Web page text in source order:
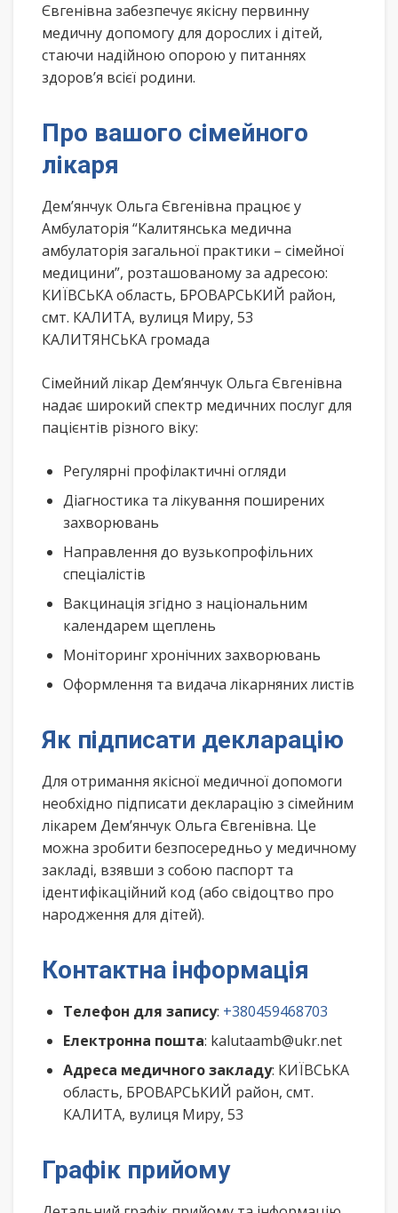
Євгенівна забезпечує якісну первинну
медичну допомогу для дорослих і дітей,
стаючи надійною опорою у питаннях
здоров’я всієї родини.
Про вашого сімейного
лікаря
Дем’янчук Ольга Євгенівна працює у
Амбулаторія “Калитянська медична
амбулаторія загальної практики – сімейної
медицини”, розташованому за адресою:
КИЇВСЬКА область, БРОВАРСЬКИЙ район,
смт. КАЛИТА, вулиця Миру, 53
КАЛИТЯНСЬКА громада
Сімейний лікар Дем’янчук Ольга Євгенівна
надає широкий спектр медичних послуг для
пацієнтів різного віку:
Регулярні профілактичні огляди
Діагностика та лікування поширених
захворювань
Направлення до вузькопрофільних
спеціалістів
Вакцинація згідно з національним
календарем щеплень
Моніторинг хронічних захворювань
Оформлення та видача лікарняних листів
Як підписати декларацію
Для отримання якісної медичної допомоги
необхідно підписати декларацію з сімейним
лікарем Дем’янчук Ольга Євгенівна. Це
можна зробити безпосередньо у медичному
закладі, взявши з собою паспорт та
ідентифікаційний код (або свідоцтво про
народження для дітей).
Контактна інформація
Телефон для запису: +380459468703
Електронна пошта: kalutaamb@ukr.net
Адреса медичного закладу: КИЇВСЬКА
область, БРОВАРСЬКИЙ район, смт.
КАЛИТА, вулиця Миру, 53
Графік прийому